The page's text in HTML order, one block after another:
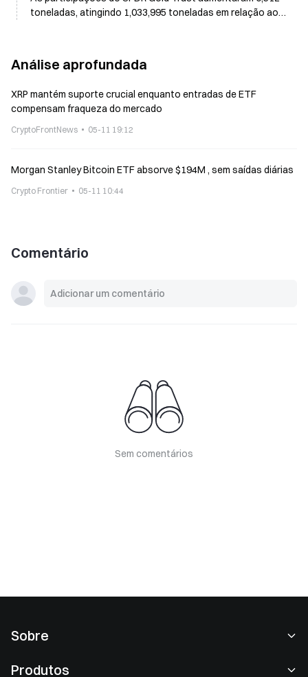
toneladas, atingindo 1,033,995 toneladas em relação ao
Análise aprofundada
XRP mantém suporte crucial enquanto entradas de ETF
compensam fraqueza do mercado
CryptoFrontNews 05-11 19:12
Morgan Stanley Bitcoin ETF absorve $194M , sem saídas diárias
Crypto Frontier 05-11 10:44
Comentário
Sem comentários
Sobre
Produtos